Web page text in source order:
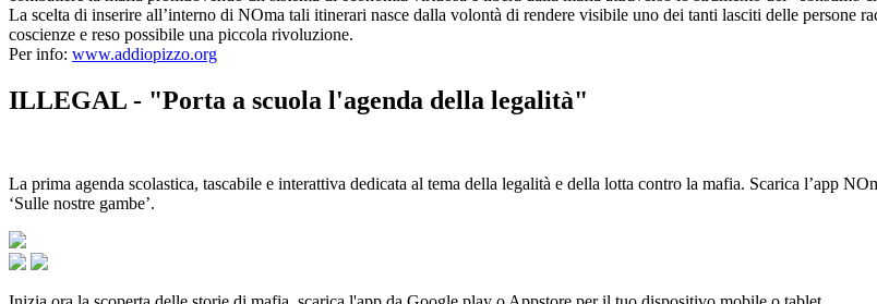
La scelta di inserire all’interno di NOma tali itinerari nasce dalla volontà di rendere visibile uno dei tanti lasciti delle persone
coscienze e reso possibile una piccola rivoluzione.
Per info: www.addiopizzo.org
ILLEGAL - "Porta a scuola l'agenda della legalità"
La prima agenda scolastica, tascabile e interattiva dedicata al tema della legalità e della lotta contro la mafia. Scarica l’app
‘Sulle nostre gambe’.